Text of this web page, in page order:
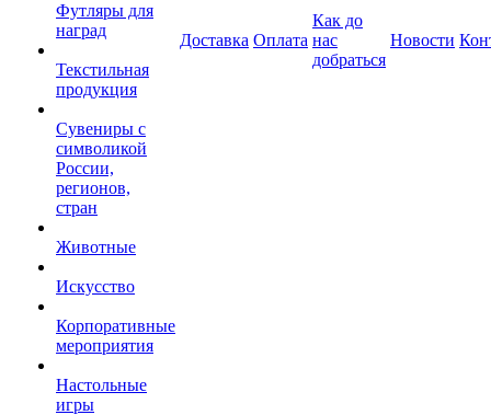
Футляры для
наград
Текстильная
продукция
Сувениры с
символикой
России,
регионов,
стран
Животные
Искусство
Корпоративные
мероприятия
Настольные
игры
Доставка Оплата
Как до
нас
добраться
Новости